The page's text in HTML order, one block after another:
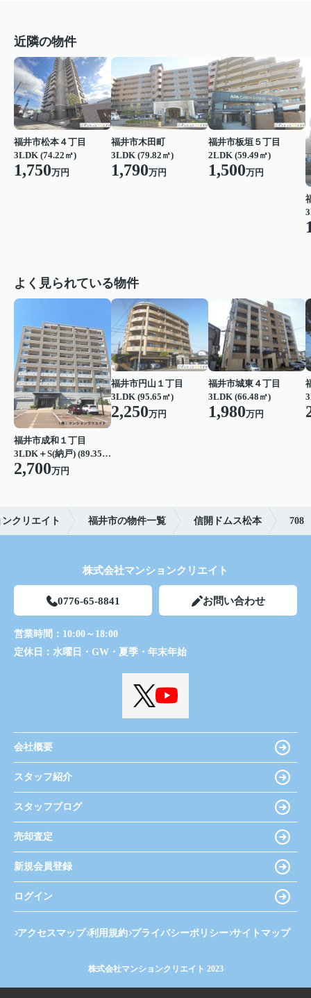
近隣の物件
福井市松本４丁目
3LDK (74.22㎡)
1,750万円
福井市木田町
3LDK (79.82㎡)
1,790万円
福井市板垣５丁目
2LDK (59.49㎡)
1,500万円
よく見られている物件
福井市成和１丁目
3LDK＋S(納戸) (89.35㎡)
2,700万円
福井市円山１丁目
3LDK (95.65㎡)
2,250万円
福井市城東４丁目
3LDK (66.48㎡)
1,980万円
クリエイト 福井市の物件一覧 信開ドムス松本 708
株式会社マンションクリエイト
0776-65-8841 お問い合わせ
営業時間： 10:00～18:00
定休日： 水曜日・GW・夏季・年末年始
会社概要
スタッフ紹介
スタッフブログ
売却査定
新規会員登録
ログイン
アクセスマップ 利用規約 プライバシーポリシー サイトマップ
株式会社マンションクリエイト 2023